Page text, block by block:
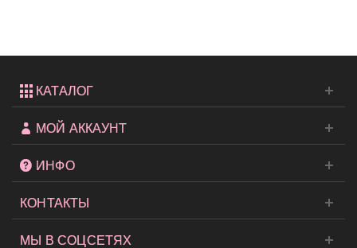
КАТАЛОГ
МОЙ АККАУНТ
ИНФО
КОНТАКТЫ
МЫ В СОЦСЕТЯХ